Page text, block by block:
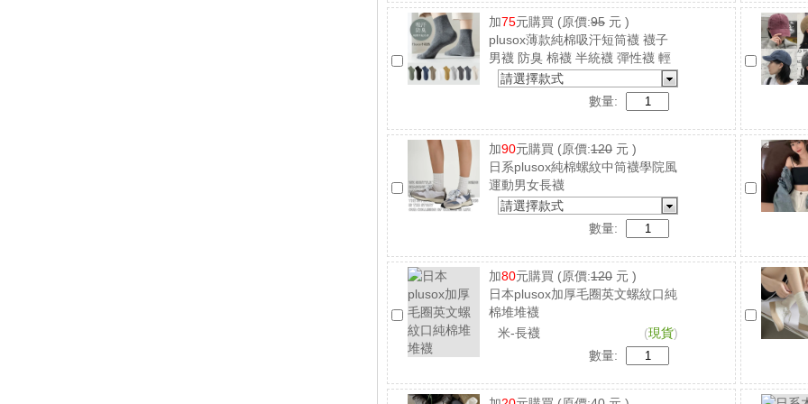
加75元購買 (原價:95 元 )
plusox薄款純棉吸汗短筒襪 襪子
男襪 防臭 棉襪 半統襪 彈性襪 輕
薄透氣
請選擇款式
數量:
加90元購買 (原價:120 元 )
日系plusox純棉螺紋中筒襪學院風
運動男女長襪
請選擇款式
數量:
加80元購買 (原價:120 元 )
日本plusox加厚毛圈英文螺紋口純
棉堆堆襪
米-長襪
(現貨)
數量: